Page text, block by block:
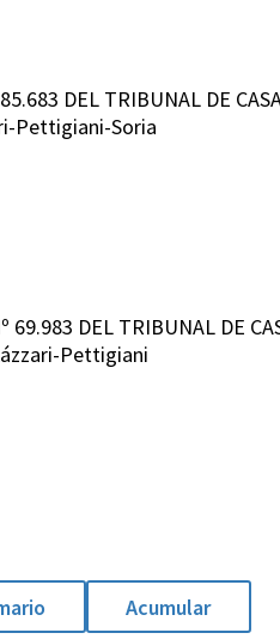
DEL TRIBUNAL DE
Pettigiani-Soria
69.983 DEL TRIBUNAL DE
Pettigiani
Acumular